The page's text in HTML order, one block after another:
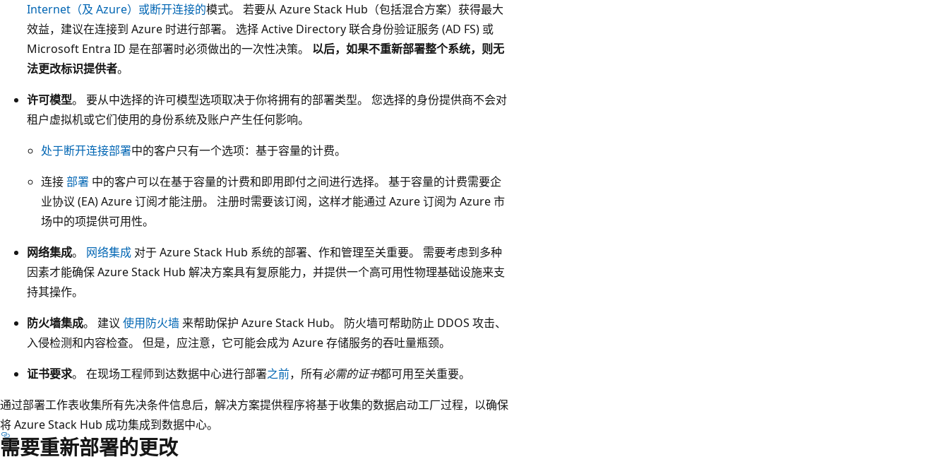
Internet（及 Azure）或断开连接的模式。 若要从 Azure Stack Hub（包括混合方案）获得最大
效益，建议在连接到 Azure 时进行部署。 选择 Active Directory 联合身份验证服务 (AD FS) 或
Microsoft Entra ID 是在部署时必须做出的一次性决策。 以后，如果不重新部署整个系统，则无
法更改标识提供者。
许可模型。 要从中选择的许可模型选项取决于你将拥有的部署类型。 您选择的身份提供商不会对
租户虚拟机或它们使用的身份系统及账户产生任何影响。
处于断开连接部署中的客户只有一个选项：基于容量的计费。
连接部署 中的客户可以在基于容量的计费和即用即付之间进行选择。 基于容量的计费需要企
业协议 (EA) Azure 订阅才能注册。 注册时需要该订阅，这样才能通过 Azure 订阅为 Azure 市
场中的项提供可用性。
网络集成。 网络集成 对于 Azure Stack Hub 系统的部署、作和管理至关重要。 需要考虑到多种
因素才能确保 Azure Stack Hub 解决方案具有复原能力，并提供一个高可用性物理基础设施来支
持其操作。
防火墙集成。 建议 使用防火墙 来帮助保护 Azure Stack Hub。 防火墙可帮助防止 DDOS 攻击、
入侵检测和内容检查。 但是，应注意，它可能会成为 Azure 存储服务的吞吐量瓶颈。
证书要求。 在现场工程师到达数据中心进行部署之前，所有必需的证书都可用至关重要。
通过部署工作表收集所有先决条件信息后，解决方案提供程序将基于收集的数据启动工厂过程，以确保
将 Azure Stack Hub 成功集成到数据中心。
需要重新部署的更改